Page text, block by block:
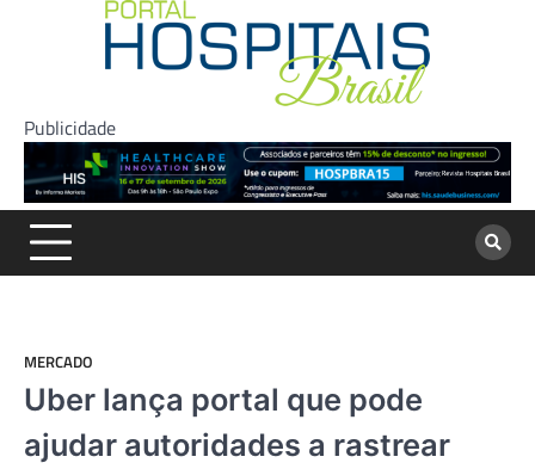
Publicidade
MERCADO
Uber lança portal que pode
ajudar autoridades a rastrear